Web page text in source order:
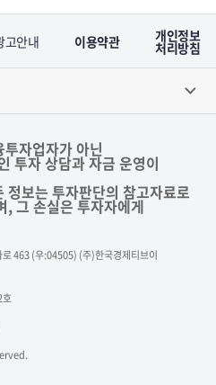
고안내 이용약관 개인정보
처리방침
자업자가 아닌
투자 상담과 자금 운영이
보는 투자판단의 참고자료로
, 그 손실은 투자자에게
로 463 (우:04505) (주)한국경제티브이
호